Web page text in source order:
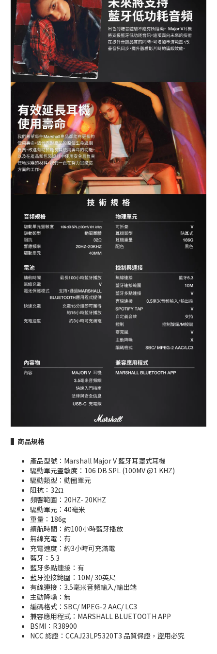
▌商品規格
產品型號：Marshall Major V 藍牙耳罩式耳機
驅動單元靈敏度：106 DB SPL (100MV @1 KHZ)
驅動類型：動圈單元
阻抗：32Ω
頻響範圍：20HZ- 20KHZ
驅動單元：40毫米
重量：186g
續航時間：約100小時藍牙播放
無線充電：有
充電速度：約3小時可充滿電
藍牙：5.3
藍牙多點連接：有
藍牙連接範圍：10M/ 30英尺
有線連接：3.5毫米音頻輸入/輸出端
主動降噪：無
編碼格式：SBC/ MPEG-2 AAC/ LC3
兼容應用程式：MARSHALL BLUETOOTH APP
BSMI：R38900
NCC 認證：CCAJ23LP5320T3 品質保證，盜用必究